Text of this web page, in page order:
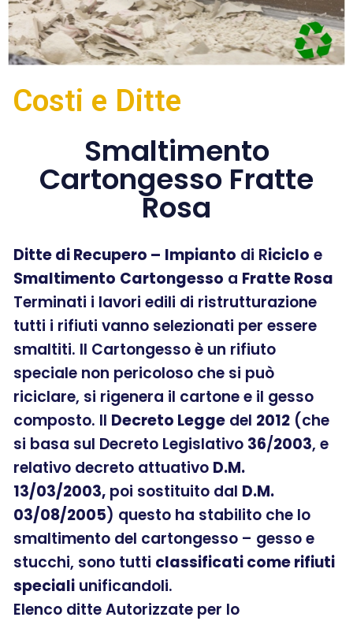
Costi e Ditte
Smaltimento
Cartongesso Fratte
Rosa
Ditte di Recupero – Impianto di Riciclo e
Smaltimento Cartongesso a Fratte Rosa
Terminati i lavori edili di ristrutturazione
tutti i rifiuti vanno selezionati per essere
smaltiti. Il Cartongesso è un rifiuto
speciale non pericoloso che si può
riciclare, si rigenera il cartone e il gesso
composto. Il Decreto Legge del 2012 (che
si basa sul Decreto Legislativo 36/2003, e
relativo decreto attuativo D.M.
13/03/2003, poi sostituito dal D.M.
03/08/2005) questo ha stabilito che lo
smaltimento del cartongesso – gesso e
stucchi, sono tutti classificati come rifiuti
speciali unificandoli.
Elenco ditte Autorizzate per lo